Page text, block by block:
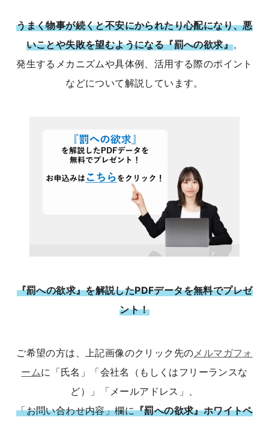
うまく物事が続くと不安にかられたり心配になり、悪
いことや失敗を望むようになる『罰への欲求』。
発生するメカニズムや具体例、活用する際のポイント
などについて解説しています。
『罰への欲求』を解説したPDFデータを無料でプレゼ
ント！
ご希望の方は、上記画像のクリック先のメルマガフォ
ームに「氏名」「会社名（もしくはフリーランスな
ど）」「メールアドレス」、
「お問い合わせ内容」欄に『罰への欲求』ホワイトペ